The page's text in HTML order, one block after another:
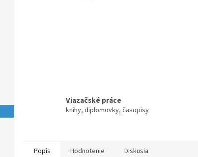
Viazačské práce
knihy, diplomovky, časopisy
Popis Hodnotenie Diskusia